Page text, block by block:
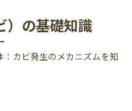
）の基礎知識
カビ発生のメカニズムを知